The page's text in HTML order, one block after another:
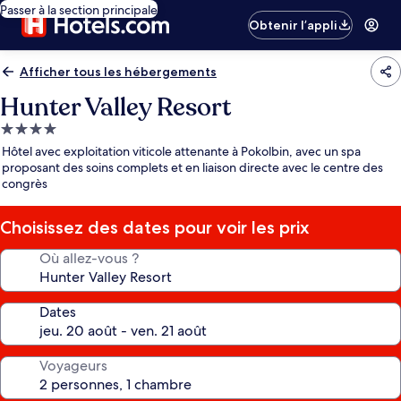
Passer à la section principale
Obtenir l’appli
Afficher tous les hébergements
Hunter Valley Resort
Hébergement
4.0 étoiles
Hôtel avec exploitation viticole attenante à Pokolbin, avec un spa
proposant des soins complets et en liaison directe avec le centre des
congrès
Choisissez des dates pour voir les prix
Où allez-vous ?
Dates
Voyageurs